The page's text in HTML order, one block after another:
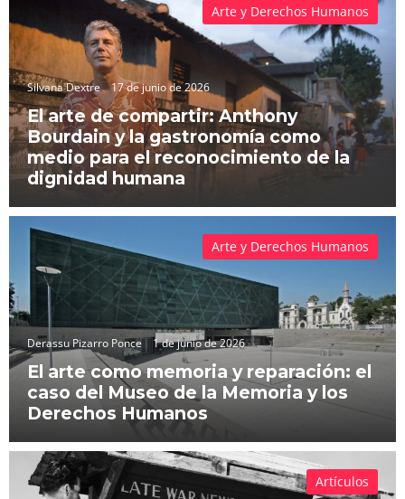
Silvana Dextre 17 de junio de 2026
El arte de compartir: Anthony
Bourdain y la gastronomía como
medio para el reconocimiento de la
dignidad humana
Arte y Derechos Humanos
Derassu Pizarro Ponce 1 de junio de 2026
El arte como memoria y reparación: el
caso del Museo de la Memoria y los
Derechos Humanos
Arte y Derechos Humanos
Artículos